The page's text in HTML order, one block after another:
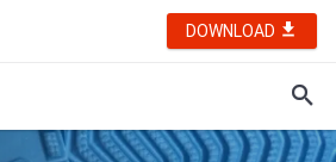
DOWNLOAD